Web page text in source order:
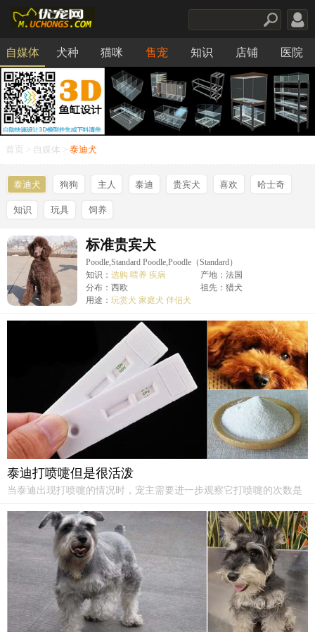
自媒体 犬种 猫咪 售宠 知识 店铺 医院
食品
首页 自媒体 泰迪犬
泰迪犬 狗狗 主人 泰迪 贵宾犬 喜欢 哈士奇
知识 玩具 饲养
标准贵宾犬
Poodle,Standard Poodle,Poodle（Standard）
知识： 选购 喂养 疾病
产地：法国
分布：西欧
祖先：猎犬
用途： 玩赏犬 家庭犬 伴侣犬
泰迪打喷嚏但是很活泼
当泰迪出现打喷嚏的情况时，宠主需要进一步观察它打喷嚏的次数是
迪目前很活泼，但是宠主也要多加注意，以免因为没有及时加以诊断
并介入治疗，使泰迪的情况加重。